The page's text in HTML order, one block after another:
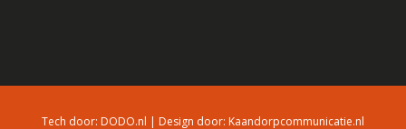
Tech door: DODO.nl | Design door: Kaandorpcommunicatie.nl